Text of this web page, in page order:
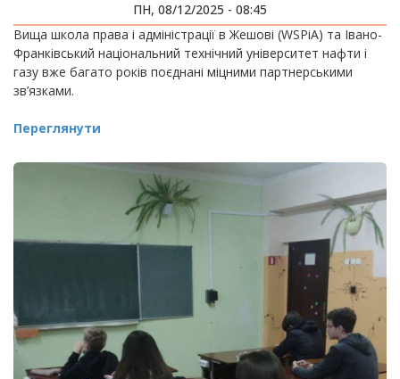
ПН, 08/12/2025 - 08:45
Вища школа права і адміністрації в Жешові (WSPiA) та Івано-
Франківський національний технічний університет нафти і
газу вже багато років поєднані міцними партнерськими
зв’язками.
Переглянути